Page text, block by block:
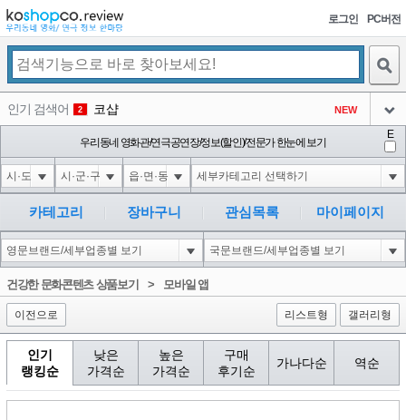
로그인 PC버전
인기 검색어 2 코샵 NEW
3 익스
아이콘
4 미끄럼방지
아이콘
5 대성설렁탕
아이콘
-16
6 1-1 waitfor delay '0:0:15' --
아이콘
0
1
우리동네 영화관/연극공연장/정보(할인)/전문가 한눈에 보기
E
카테고리 장바구니 관심목록 마이페이지
건강한 문화콘텐츠 상품보기> 모바일 앱
이전으로 리스트형 갤러리형
인기
랭킹순
낮은
가격순
높은
가격순
구매
후기순
가나다순 역순